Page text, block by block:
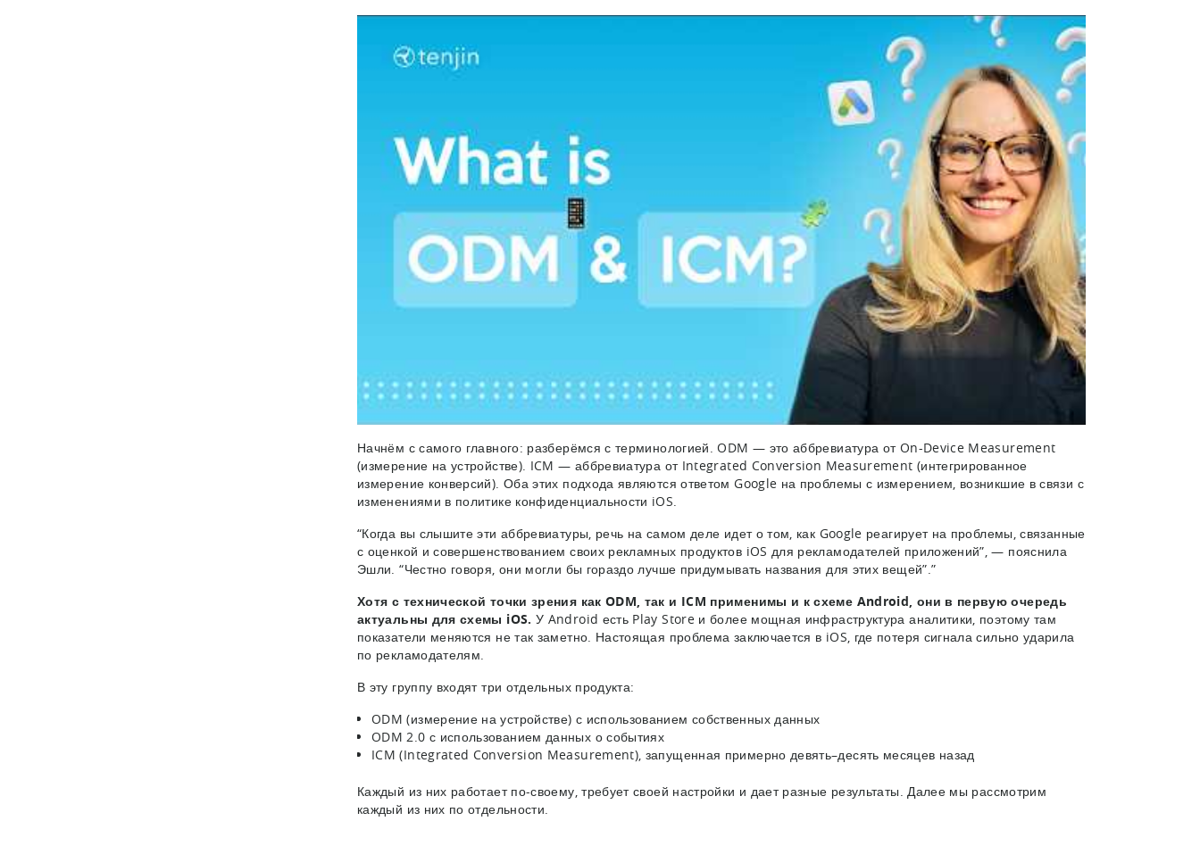
Начнём с самого главного: разберёмся с терминологией. ODM — это аббревиатура от On-Device Measurement
(измерение на устройстве). ICM — аббревиатура от Integrated Conversion Measurement (интегрированное
измерение конверсий). Оба этих подхода являются ответом Google на проблемы с измерением, возникшие в связи с
изменениями в политике конфиденциальности iOS.
“Когда вы слышите эти аббревиатуры, речь на самом деле идет о том, как Google реагирует на проблемы, связанные
с оценкой и совершенствованием своих рекламных продуктов iOS для рекламодателей приложений”, — пояснила
Эшли. “Честно говоря, они могли бы гораздо лучше придумывать названия для этих вещей”.”
Хотя с технической точки зрения как ODM, так и ICM применимы и к схеме Android, они в первую очередь
актуальны для схемы iOS. У Android есть Play Store и более мощная инфраструктура аналитики, поэтому там
показатели меняются не так заметно. Настоящая проблема заключается в iOS, где потеря сигнала сильно ударила
по рекламодателям.
В эту группу входят три отдельных продукта:
ODM (измерение на устройстве) с использованием собственных данных
ODM 2.0 с использованием данных о событиях
ICM (Integrated Conversion Measurement), запущенная примерно девять–десять месяцев назад
Каждый из них работает по-своему, требует своей настройки и дает разные результаты. Далее мы рассмотрим
каждый из них по отдельности.